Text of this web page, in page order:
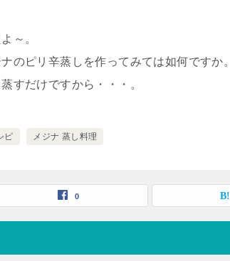
～。
のピリ辛蒸しを作ってみては如何ですか。
すだけですから・・・。
ピ メジナ 蒸し料理
0